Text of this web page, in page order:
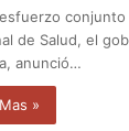
de Salud, el
anunció…
»